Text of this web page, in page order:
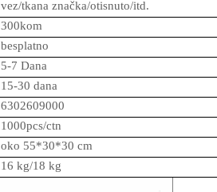
vez/tkana značka/otisnuto/itd.
300kom
besplatno
5-7 Dana
15-30 dana
6302609000
1000pcs/ctn
oko 55*30*30 cm
16 kg/18 kg